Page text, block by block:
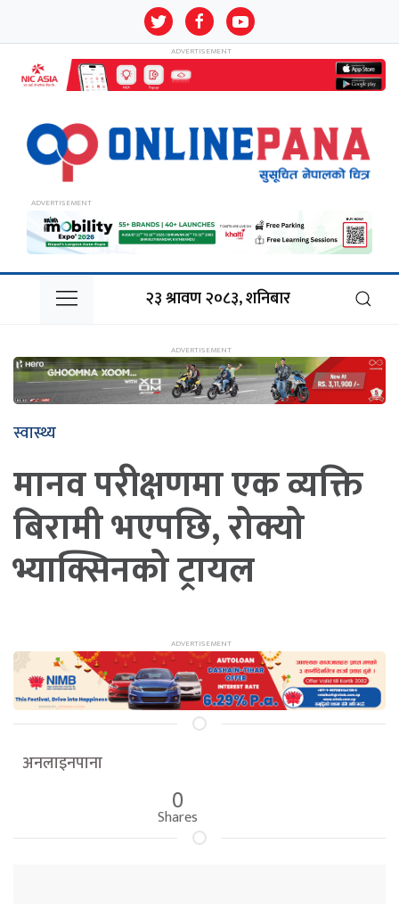
२३ श्रावण २०८३, शनिबार
स्वास्थ्य
मानव परीक्षणमा एक व्यक्ति
बिरामी भएपछि, रोक्यो
भ्याक्सिनको ट्रायल
अनलाइनपाना
0
Shares